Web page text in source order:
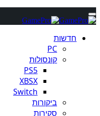
חדשות
PC
קונסולות
PS5
XBSX
Switch
ביקורות
סקירות